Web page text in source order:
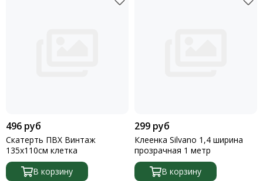
496 руб
Скатерть ПВХ Винтаж
135х110см клетка
В корзину
299 руб
Клеенка Silvano 1,4 ширина
прозрачная 1 метр
В корзину